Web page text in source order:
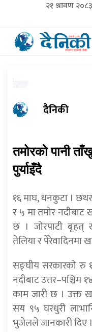
२१ श्रावण
दैनिकी
तमोरको पानी
पुर्याइँदै
१६ माघ, धनकुटा ।
र ५ मा तमोर नदीबाट
छ । जोरपाटी बृहत्
तेलिया र पेरेवादिनमा
सङ्घीय सरकारको रु
नदीबाट उत्तर–पश्चिम
काम जारी छ । उक्त
सय ९५ घरधुरी
भुजेलले जानकारी दिए ।